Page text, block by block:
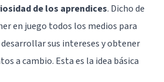
de los aprendices. Dicho de
en juego todos los medios para
sus intereses y obtener
a cambio. Esta es la idea básica